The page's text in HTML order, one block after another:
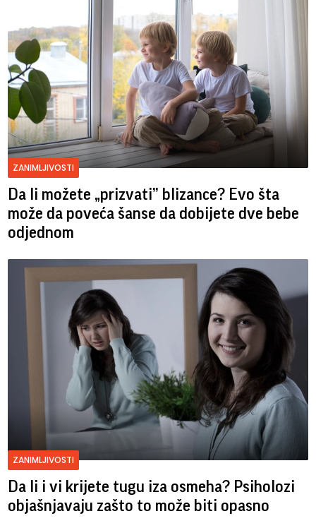
ZANIMLJIVOSTI
Da li možete „prizvati” blizance? Evo šta
može da poveća šanse da dobijete dve bebe
odjednom
ZANIMLJIVOSTI
Da li i vi krijete tugu iza osmeha? Psiholozi
objašnjavaju zašto to može biti opasno